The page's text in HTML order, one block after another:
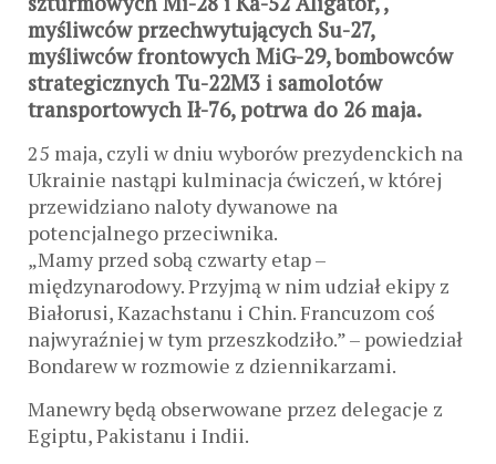
myśliwców przechwytujących Su-27,
myśliwców frontowych MiG-29, bombowców
strategicznych Tu-22M3 i samolotów
transportowych Ił-76, potrwa do 26 maja.
25 maja, czyli w dniu wyborów prezydenckich na
Ukrainie nastąpi kulminacja ćwiczeń, w której
przewidziano naloty dywanowe na
potencjalnego przeciwnika.
„Mamy przed sobą czwarty etap –
międzynarodowy. Przyjmą w nim udział ekipy z
Białorusi, Kazachstanu i Chin. Francuzom coś
najwyraźniej w tym przeszkodziło.” – powiedział
Bondarew w rozmowie z dziennikarzami.
Manewry będą obserwowane przez delegacje z
Egiptu, Pakistanu i Indii.